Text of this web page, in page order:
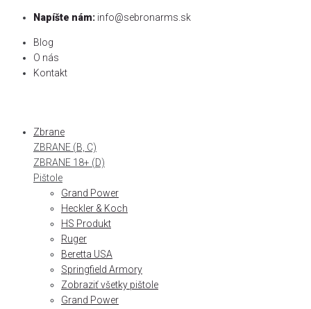
Skip
content
Napíšte nám: info@sebronarms.sk
Blog
O nás
Kontakt
Zbrane
ZBRANE (B, C)
ZBRANE 18+ (D)
Pištole
Grand Power
Heckler & Koch
HS Produkt
Ruger
Beretta USA
Springfield Armory
Zobraziť všetky pištole
Grand Power